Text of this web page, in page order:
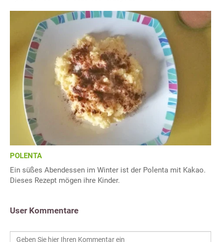
POLENTA
Ein süßes Abendessen im Winter ist der Polenta mit Kakao.
Dieses Rezept mögen ihre Kinder.
User Kommentare